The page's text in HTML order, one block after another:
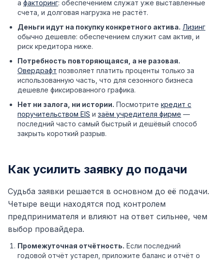
а факторинг: обеспечением служат уже выставленные
счета, и долговая нагрузка не растёт.
Деньги идут на покупку конкретного актива. Лизинг
обычно дешевле: обеспечением служит сам актив, и
риск кредитора ниже.
Потребность повторяющаяся, а не разовая.
Овердрафт позволяет платить проценты только за
использованную часть, что для сезонного бизнеса
дешевле фиксированного графика.
Нет ни залога, ни истории. Посмотрите кредит с
поручительством EIS и заём учредителя фирме —
последний часто самый быстрый и дешёвый способ
закрыть короткий разрыв.
Как усилить заявку до подачи
Судьба заявки решается в основном до её подачи.
Четыре вещи находятся под контролем
предпринимателя и влияют на ответ сильнее, чем
выбор провайдера.
Промежуточная отчётность. Если последний
годовой отчёт устарел, приложите баланс и отчёт о